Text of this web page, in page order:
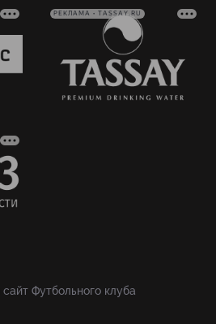
РЕКЛАМА • TASSAY.RU
Футбольного клуба